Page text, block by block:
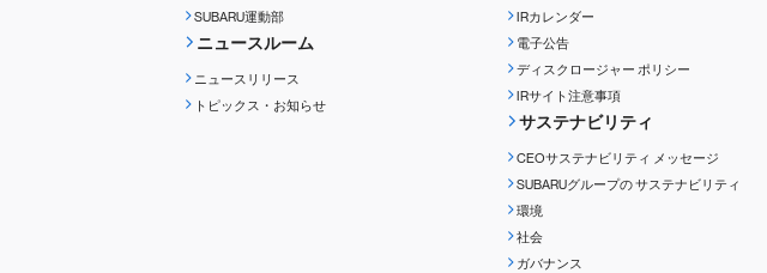
SUBARU運動部
ニュースルーム
ニュースリリース
トピックス・お知らせ
IRカレンダー
電子公告
ディスクロージャー ポリシー
IRサイト注意事項
サステナビリティ
CEOサステナビリティ メッセージ
SUBARUグループのサステナビリティ
環境
社会
ガバナンス